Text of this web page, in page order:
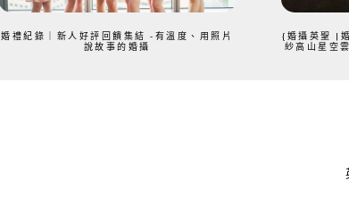
婚禮紀錄｜新人好評回饋集結 -有溫度、用照片
說故事的婚攝
{婚攝英聖 |
紗高山星空